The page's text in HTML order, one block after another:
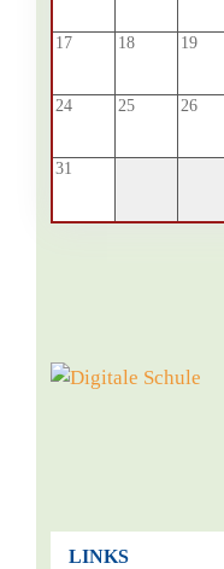
17 18 19
24 25 26
31
LINKS